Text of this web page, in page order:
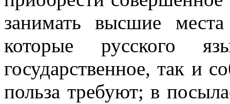
занимать высшие
которые русского
государственное, так и
польза требуют; в